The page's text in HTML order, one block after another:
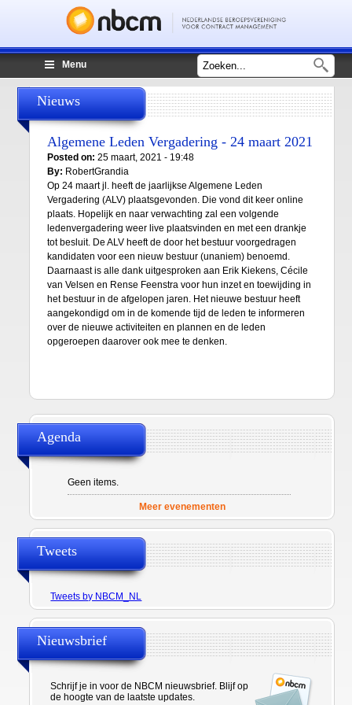
Zoekveld
Menu
Nieuws
Algemene Leden Vergadering - 24 maart 2021
Posted on: 25 maart, 2021 - 19:48
By: RobertGrandia
Op 24 maart jl. heeft de jaarlijkse Algemene Leden
Vergadering (ALV) plaatsgevonden. Die vond dit keer online
plaats. Hopelijk en naar verwachting zal een volgende
ledenvergadering weer live plaatsvinden en met een drankje
tot besluit. De ALV heeft de door het bestuur voorgedragen
kandidaten voor een nieuw bestuur (unaniem) benoemd.
Daarnaast is alle dank uitgesproken aan Erik Kiekens, Cécile
van Velsen en Rense Feenstra voor hun inzet en toewijding in
het bestuur in de afgelopen jaren. Het nieuwe bestuur heeft
aangekondigd om in de komende tijd de leden te informeren
over de nieuwe activiteiten en plannen en de leden
opgeroepen daarover ook mee te denken.
Agenda
Geen items.
Meer evenementen
Tweets
Tweets by NBCM_NL
Nieuwsbrief
Schrijf je in voor de NBCM nieuwsbrief. Blijf op
de hoogte van de laatste updates.